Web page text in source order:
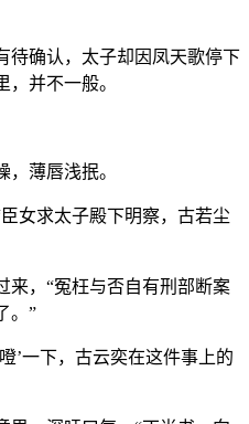
待确认，太子却因凤天歌停下
并不一般。
薄唇浅抿。
女求太子殿下明察，古若尘
来，“冤枉与否自有刑部断案
。”
’一下，古云奕在这件事上的